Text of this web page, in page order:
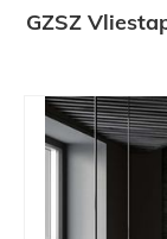
GZSZ